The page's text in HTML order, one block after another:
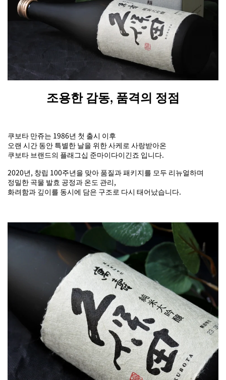
조용한 감동, 품격의 정점
쿠보타 만쥬는 1986년 첫 출시 이후
오랜 시간 동안 특별한 날을 위한 사케로 사랑받아온
쿠보타 브랜드의 플래그십 준마이다이긴죠 입니다.
2020년, 창립 100주년을 맞아 품질과 패키지를 모두 리뉴얼하며
정밀한 곡물 발효 공정과 온도 관리,
화려함과 깊이를 동시에 담은 구조로 다시 태어났습니다.